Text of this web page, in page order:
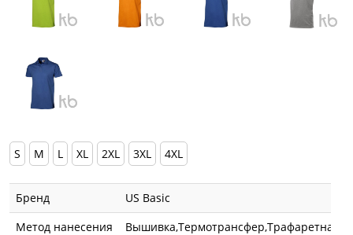
S M L XL 2XL 3XL 4XL
Бренд
US Basic
Метод нанесения
Вышивка,Термотрансфер,Трафаретная